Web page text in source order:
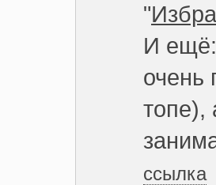
"
И ещё:
очень
топе),
ссылка